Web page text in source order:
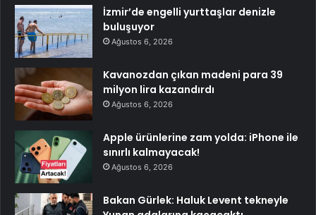
İzmir’de engelli yurttaşlar denizle
buluşuyor
Ağustos 6, 2026
Kavanozdan çıkan madeni para 39
milyon lira kazandırdı
Ağustos 6, 2026
Apple ürünlerine zam yolda: iPhone ile
sınırlı kalmayacak!
Ağustos 6, 2026
Bakan Gürlek: Haluk Levent tekneyle